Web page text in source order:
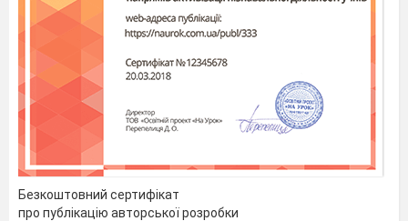
Безкоштовний сертифікат
про публікацію авторської розробки